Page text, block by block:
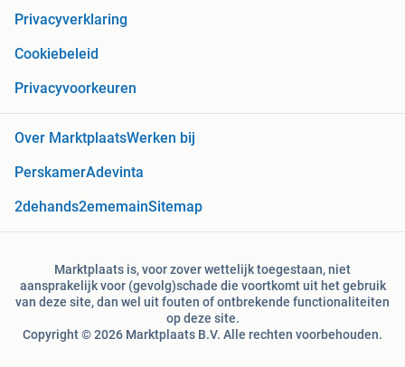
Privacyverklaring
Cookiebeleid
Privacyvoorkeuren
Over MarktplaatsWerken bij
PerskamerAdevinta
2dehands2ememainSitemap
Marktplaats is, voor zover wettelijk toegestaan, niet
aansprakelijk voor (gevolg)schade die voortkomt uit het gebruik
van deze site, dan wel uit fouten of ontbrekende functionaliteiten
op deze site.
Copyright © 2026 Marktplaats B.V. Alle rechten voorbehouden.